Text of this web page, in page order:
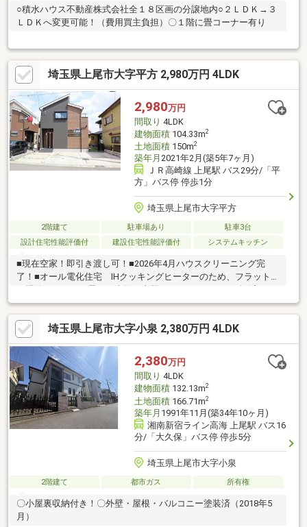
○積水ハウス不動産株式会社全１８区画の分譲地内○２ＬＤＫ→３
ＬＤＫへ変更可能！（費用買主負担）〇１階に畳コーナー有り
埼玉県上尾市大字平方 2,980万円 4LDK
2,980万円
間取り 4LDK
建物面積104.33m2
土地面積150m2
築年月 2021年2月(築5年7ヶ月)
ＪＲ高崎線 上尾駅 バス29分/「平
方」バス停 停歩1分
埼玉県上尾市大字平方
2階建て 駐車場あり
駐車3台
設計住宅性能評価付
建設住宅性能評価付 システムキッチン
■現在空家！即引き渡し可！■2026年4月ハウスクリーニング完
了！■オール電化住宅 IHクッキングヒーターのため、フラットで
ます■ゆったりとした敷地面積 カースペース3台分（車種によ
る）！ ご夫婦でお車を所有、ゲストに備えたい方、駐輪スペー
スを確保されたい方におすすめの広さ 全室南東側からの採光、
心地のいい陽光で一日がスタートできる住まい 布団や洗濯物を
まとめて干せる2か所のバルコニー キッズ・ゲストルーム等多様
な使いかたができる和室4.5帖！ 水回り集中、家事動線良好 1
階掃き出し窓にシャッター付きの安心感
埼玉県上尾市大字小泉 2,380万円 4LDK
2,380万円
間取り 4LDK
建物面積132.13m2
土地面積166.71m2
築年月 1991年11月(築34年10ヶ月)
湘南新宿ライン高海 上尾駅 バス16
分/「大久保」バス停 停歩5分
埼玉県上尾市大字小泉
2階建て 都市ガス 所有権
〇小屋裏収納付き！〇外壁・屋根・バルコニー塗装済（2018年5
月）